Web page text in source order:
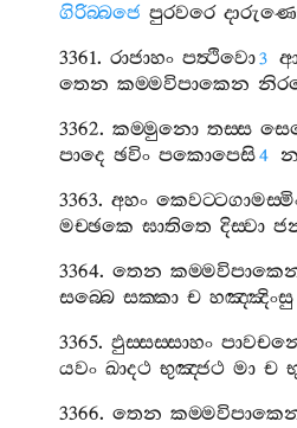
ගිරිබ‍්බජෙ පුරවරෙ
3361.රාජාහං පත්‍ථිවො3
තෙන කම‍්මවිපාකෙන
3362.කම‍්මුනො තස‍්ස
පාදෙ ඡවිං පකොපෙසි4 න
3363.අහං
මච‍්ඡකෙ ඝාතිතෙ දිස‍්වා
3364.තෙන
සබ‍්බෙ සක‍්කා ච හඤ‍්ඤිංසු
3365.ඵුස‍්සස‍්සාහං
යවං ඛාදථ භුඤ‍්ජථ මා ච
3366.තෙන